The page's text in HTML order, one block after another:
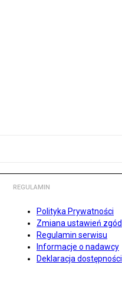
REGULAMIN
Polityka Prywatności
Zmiana ustawień zgód
Regulamin serwisu
Informacje o nadawcy
Deklaracja dostępności